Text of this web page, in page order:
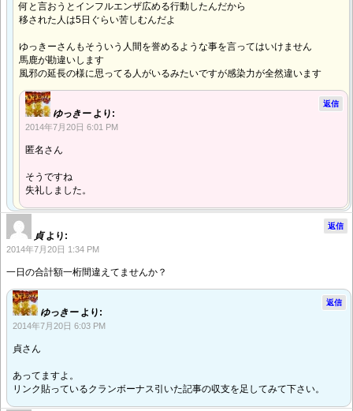
何と言おうとインフルエンザ広める行動したんだから
移された人は5日ぐらい苦しむんだよ
ゆっきーさんもそういう人間を誉めるような事を言ってはいけません
馬鹿が勘違いします
風邪の延長の様に思ってる人がいるみたいですが感染力が全然違います
ゆっきー より:
2014年7月20日 6:01 PM
匿名さん
そうですね
失礼しました。
返信
貞 より:
2014年7月20日 1:34 PM
一日の合計額一桁間違えてませんか？
返信
ゆっきー より:
2014年7月20日 6:03 PM
貞さん
あってますよ。
リンク貼っているクランボーナス引いた記事の収支を足してみて下さい。
返信